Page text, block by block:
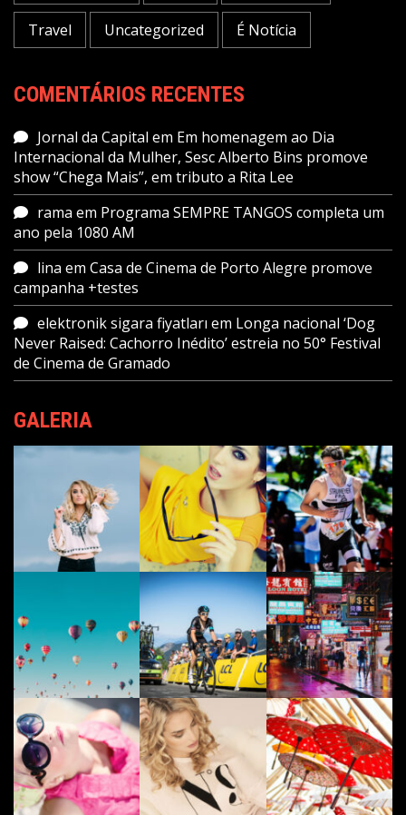
Travel Uncategorized É Notícia
COMENTÁRIOS RECENTES
Jornal da Capital em Em homenagem ao Dia
Internacional da Mulher, Sesc Alberto Bins promove
show “Chega Mais”, em tributo a Rita Lee
rama em Programa SEMPRE TANGOS completa um
ano pela 1080 AM
lina em Casa de Cinema de Porto Alegre promove
campanha +testes
elektronik sigara fiyatları em Longa nacional ‘Dog
Never Raised: Cachorro Inédito’ estreia no 50° Festival
de Cinema de Gramado
GALERIA